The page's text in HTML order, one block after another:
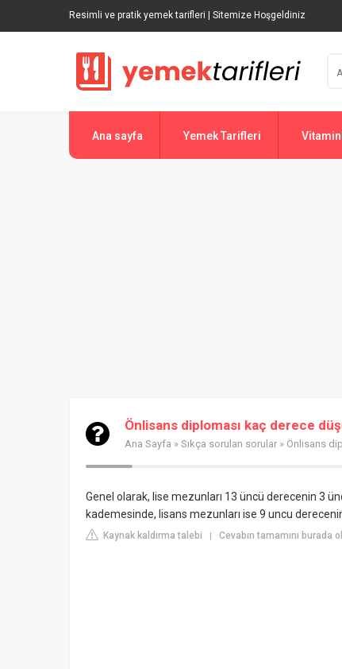
Resimli ve pratik yemek tarifleri | Sitemize Hoşgeldiniz
Ana sayfa Yemek Tarifleri
Önlisans diploması kaç derece
Ana Sayfa » Sıkça sorulan sorular » Önlisans
Genel olarak, lise mezunları 13 üncü derecenin 3
kademesinde, lisans mezunları ise 9 uncu
Kaynak kaldırma talebi | Cevabın tamamını burada